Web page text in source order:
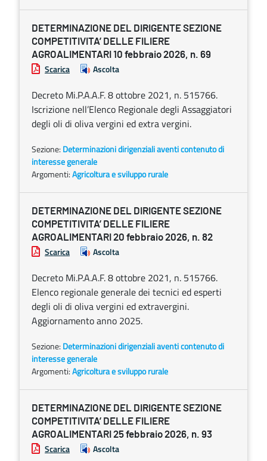
DETERMINAZIONE DEL DIRIGENTE SEZIONE
COMPETITIVITA’ DELLE FILIERE
AGROALIMENTARI 10 febbraio 2026, n. 69
Scarica Ascolta
Decreto Mi.P.A.A.F. 8 ottobre 2021, n. 515766.
Iscrizione nell’Elenco Regionale degli Assaggiatori
degli oli di oliva vergini ed extra vergini.
Sezione: Determinazioni dirigenziali aventi contenuto di
interesse generale
Argomenti:Agricoltura e sviluppo rurale
DETERMINAZIONE DEL DIRIGENTE SEZIONE
COMPETITIVITA’ DELLE FILIERE
AGROALIMENTARI 20 febbraio 2026, n. 82
Scarica Ascolta
Decreto Mi.P.A.A.F. 8 ottobre 2021, n. 515766.
Elenco regionale generale dei tecnici ed esperti
degli oli di oliva vergini ed extravergini.
Aggiornamento anno 2025.
Sezione: Determinazioni dirigenziali aventi contenuto di
interesse generale
Argomenti:Agricoltura e sviluppo rurale
DETERMINAZIONE DEL DIRIGENTE SEZIONE
COMPETITIVITA’ DELLE FILIERE
AGROALIMENTARI 25 febbraio 2026, n. 93
Scarica Ascolta